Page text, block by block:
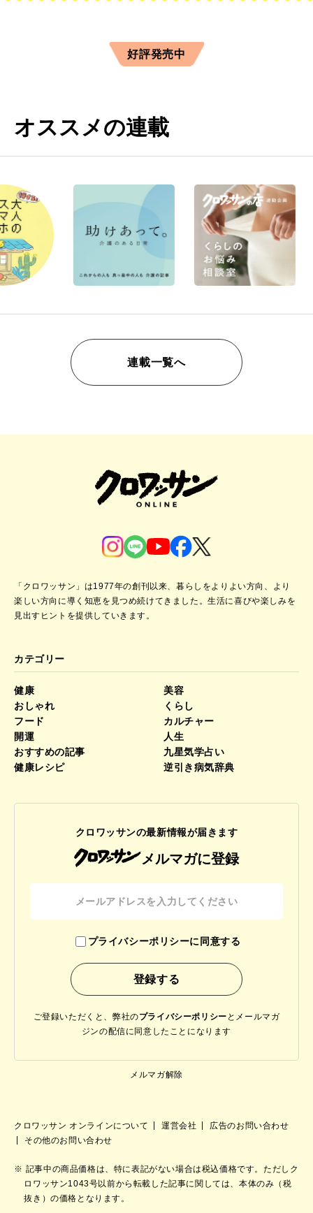
好評発売中
オススメの連載
連載一覧へ
「クロワッサン」は1977年の創刊以来、暮らしをよりよい方向、より
楽しい方向に導く知恵を見つめ続けてきました。生活に喜びや楽しみを
見出すヒントを提供していきます。
カテゴリー
健康
美容
おしゃれ
くらし
フード
カルチャー
開運
人生
おすすめの記事
九星気学占い
健康レシピ
逆引き病気辞典
クロワッサンの最新情報が届きます
メルマガに登録
プライバシーポリシーに同意する
ご登録いただくと、弊社のプライバシーポリシー と メールマガ
ジンの配信に同意したことになります
メルマガ解除
クロワッサン オンラインについて 運営会社
広告のお問い合わせ
その他のお問い合わせ
記事中の商品価格は、特に表記がない場合は税込価格です。ただしク
ロワッサン1043号以前から転載した記事に関しては、本体のみ（税
抜き）の価格となります。